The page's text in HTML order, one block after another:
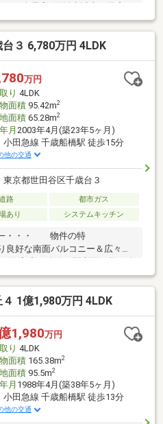
ぎます。・全居室の収納に加
すっきり保てます。■設備■・キ
体型水栓が搭載されていま
気乾燥機が備わっています。■
台店 徒歩4分・世田谷区立千歳台
・2025年8月内装リフォーム完
３ 6,780万円 4LDK
万円
り 4LDK
面積95.42m2
面積65.28m2
月 2003年4月(築23年5ヶ月)
小田急線 千歳船橋駅 徒歩15分
他の交通
東京都世田谷区千歳台３
路
都市ガス
あり システムキッチン
・・・ 物件の特
な南面バルコニー＆広々と
住宅◆２路線３駅利用可能！公
設も徒歩圏内の充実した住環境
！外壁塗装・防水工事実施済
地をご案内させていただきま
・・・―――――☆
1億1,980万円 4LDK
1,980万円
り 4LDK
面積165.38m2
面積95.5m2
月 1988年4月(築38年5ヶ月)
小田急線 千歳船橋駅 徒歩13分
他の交通